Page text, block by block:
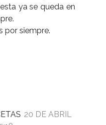
ya se queda en
por siempre.
20 DE ABRIL